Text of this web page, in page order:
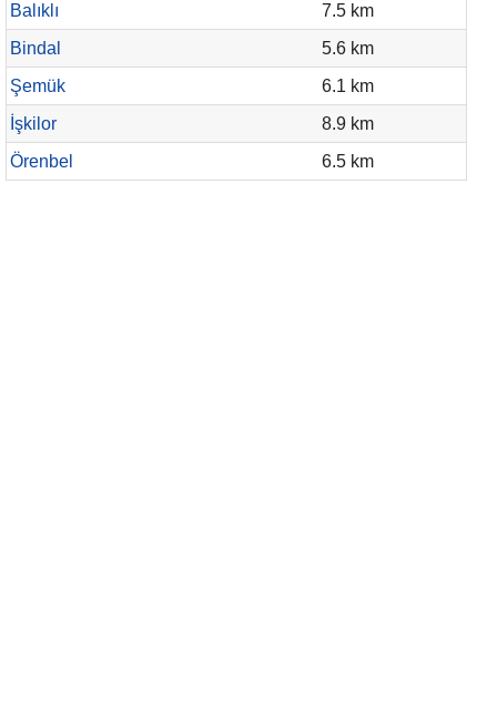
Balıklı
7.5 km
Bindal
5.6 km
Şemük
6.1 km
İşkilor
8.9 km
Örenbel
6.5 km